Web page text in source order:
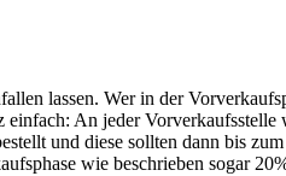
lassen. Wer in der
An jeder Vorverkaufsstelle
und diese sollten dann bis
wie beschrieben sogar